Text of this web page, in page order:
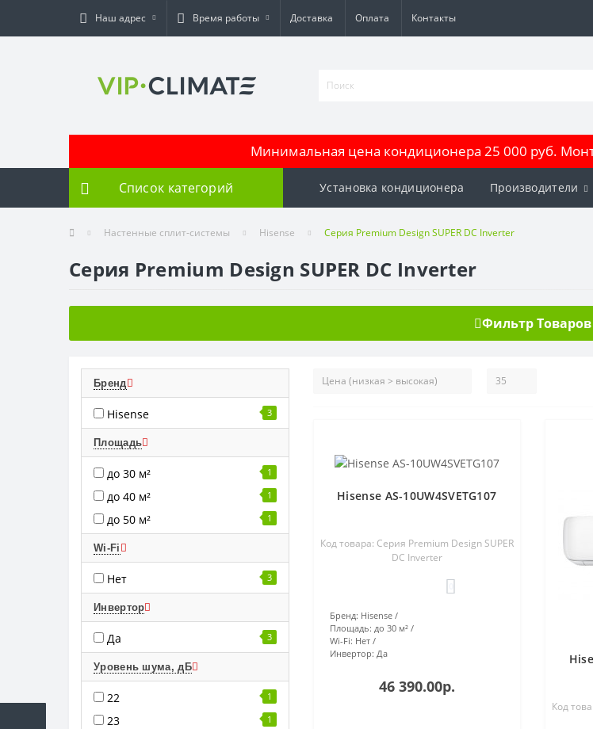
Наш адрес Время работы Доставка Оплата Контакты
Минимальная цена кондиционера 25 000 руб.
Список категорий Установка кондиционера Производители
Настенные сплит-системы Hisense Серия Premium Design SUPER DC Inverter
Серия Premium Design SUPER DC Inverter
Фильтр Товаров
Бренд
Hisense 3
Площадь
до 30 м² 1
до 40 м² 1
до 50 м² 1
Wi-Fi
Нет 3
Инвертор
Да 3
Уровень шума, дБ
22 1
23 1
Hisense AS-10UW4SVETG107
Код товара: Серия Premium Design SUPER
DC Inverter
Бренд: Hisense
Площадь: до 30 м²
Wi-Fi: Нет
Инвертор: Да
46 390.00р.
Код